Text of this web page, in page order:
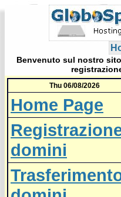
Benvenuto sul nostro
Thu 06/08/2026
Home Page
domini